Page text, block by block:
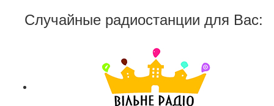
Случайные радиостанции для Вас: